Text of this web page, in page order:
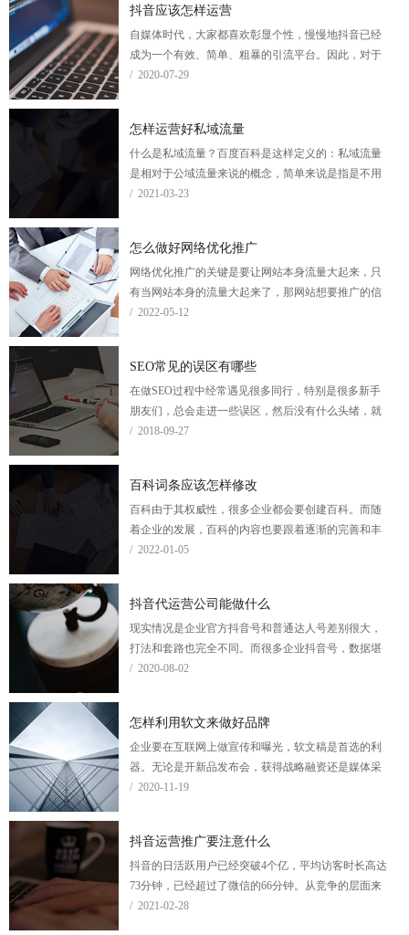
抖音应该怎样运营
自媒体时代，大家都喜欢彰显个性，慢慢地抖音已经
成为一个有效、简单、粗暴的引流平台。因此，对于
企业来说，通过运营抖音来获取流量，涨粉、引流等
/ 2020-07-29
怎样运营好私域流量
什么是私域流量？百度百科是这样定义的：私域流量
是相对于公域流量来说的概念，简单来说是指是不用
付费，可以在任意时间，任意频次，直接触达到用户
/ 2021-03-23
怎么做好网络优化推广
网络优化推广的关键是要让网站本身流量大起来，只
有当网站本身的流量大起来了，那网站想要推广的信
息才会被更多的点击。而要让网站自身有更多的浏览
/ 2022-05-12
SEO常见的误区有哪些
在做SEO过程中经常遇见很多同行，特别是很多新手
朋友们，总会走进一些误区，然后没有什么头绪，就
会过来问怎么办，标哥是经常发个擦汗的表情回复他
/ 2018-09-27
百科词条应该怎样修改
百科由于其权威性，很多企业都会要创建百科。而随
着企业的发展，百科的内容也要跟着逐渐的完善和丰
富，所以百科的优化也是很重要的。那么应该怎样修
/ 2022-01-05
抖音代运营公司能做什么
现实情况是企业官方抖音号和普通达人号差别很大，
打法和套路也完全不同。而很多企业抖音号，数据堪
忧，在视频策划创意和制作上，显得非常业余，缺乏
化率很低。在这种情况下，很多企业都会选择外包给
代运营公司来运作，那么，一般地代运营公司能做哪
些服务呢？
/ 2020-08-02
怎样利用软文来做好品牌
企业要在互联网上做宣传和曝光，软文稿是首选的利
器。无论是开新品发布会，获得战略融资还是媒体采
访，要想短时间内做大面积的曝光，撰写一篇软文
/ 2020-11-19
抖音运营推广要注意什么
抖音的日活跃用户已经突破4个亿，平均访客时长高达
73分钟，已经超过了微信的66分钟。从竞争的层面来
说，企业确实是应该做抖音的运营推广了。移动互联
/ 2021-02-28